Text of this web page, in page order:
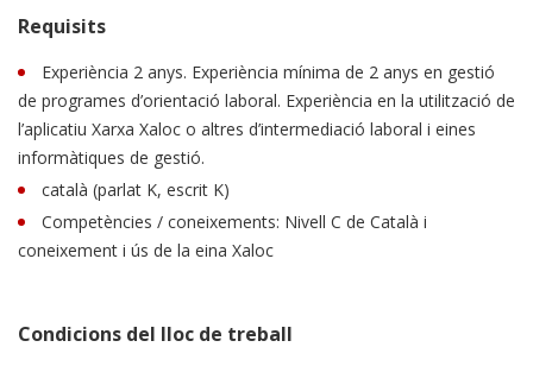
Requisits
Experiència 2 anys. Experiència mínima de 2 anys en gestió
de programes d’orientació laboral. Experiència en la utilització de
l’aplicatiu Xarxa Xaloc o altres d’intermediació laboral i eines
informàtiques de gestió.
català (parlat K, escrit K)
Competències / coneixements: Nivell C de Català i
coneixement i ús de la eina Xaloc
Condicions del lloc de treball